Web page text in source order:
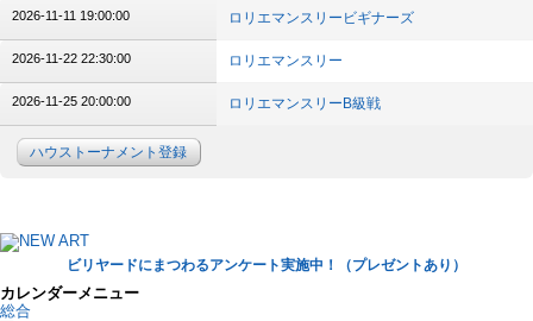
2026-11-11 19:00:00 ロリエマンスリービギナーズ
2026-11-22 22:30:00 ロリエマンスリー
2026-11-25 20:00:00 ロリエマンスリーB級戦
ハウストーナメント登録
ビリヤードにまつわるアンケート実施中！（プレゼントあり）
カレンダーメニュー
総合